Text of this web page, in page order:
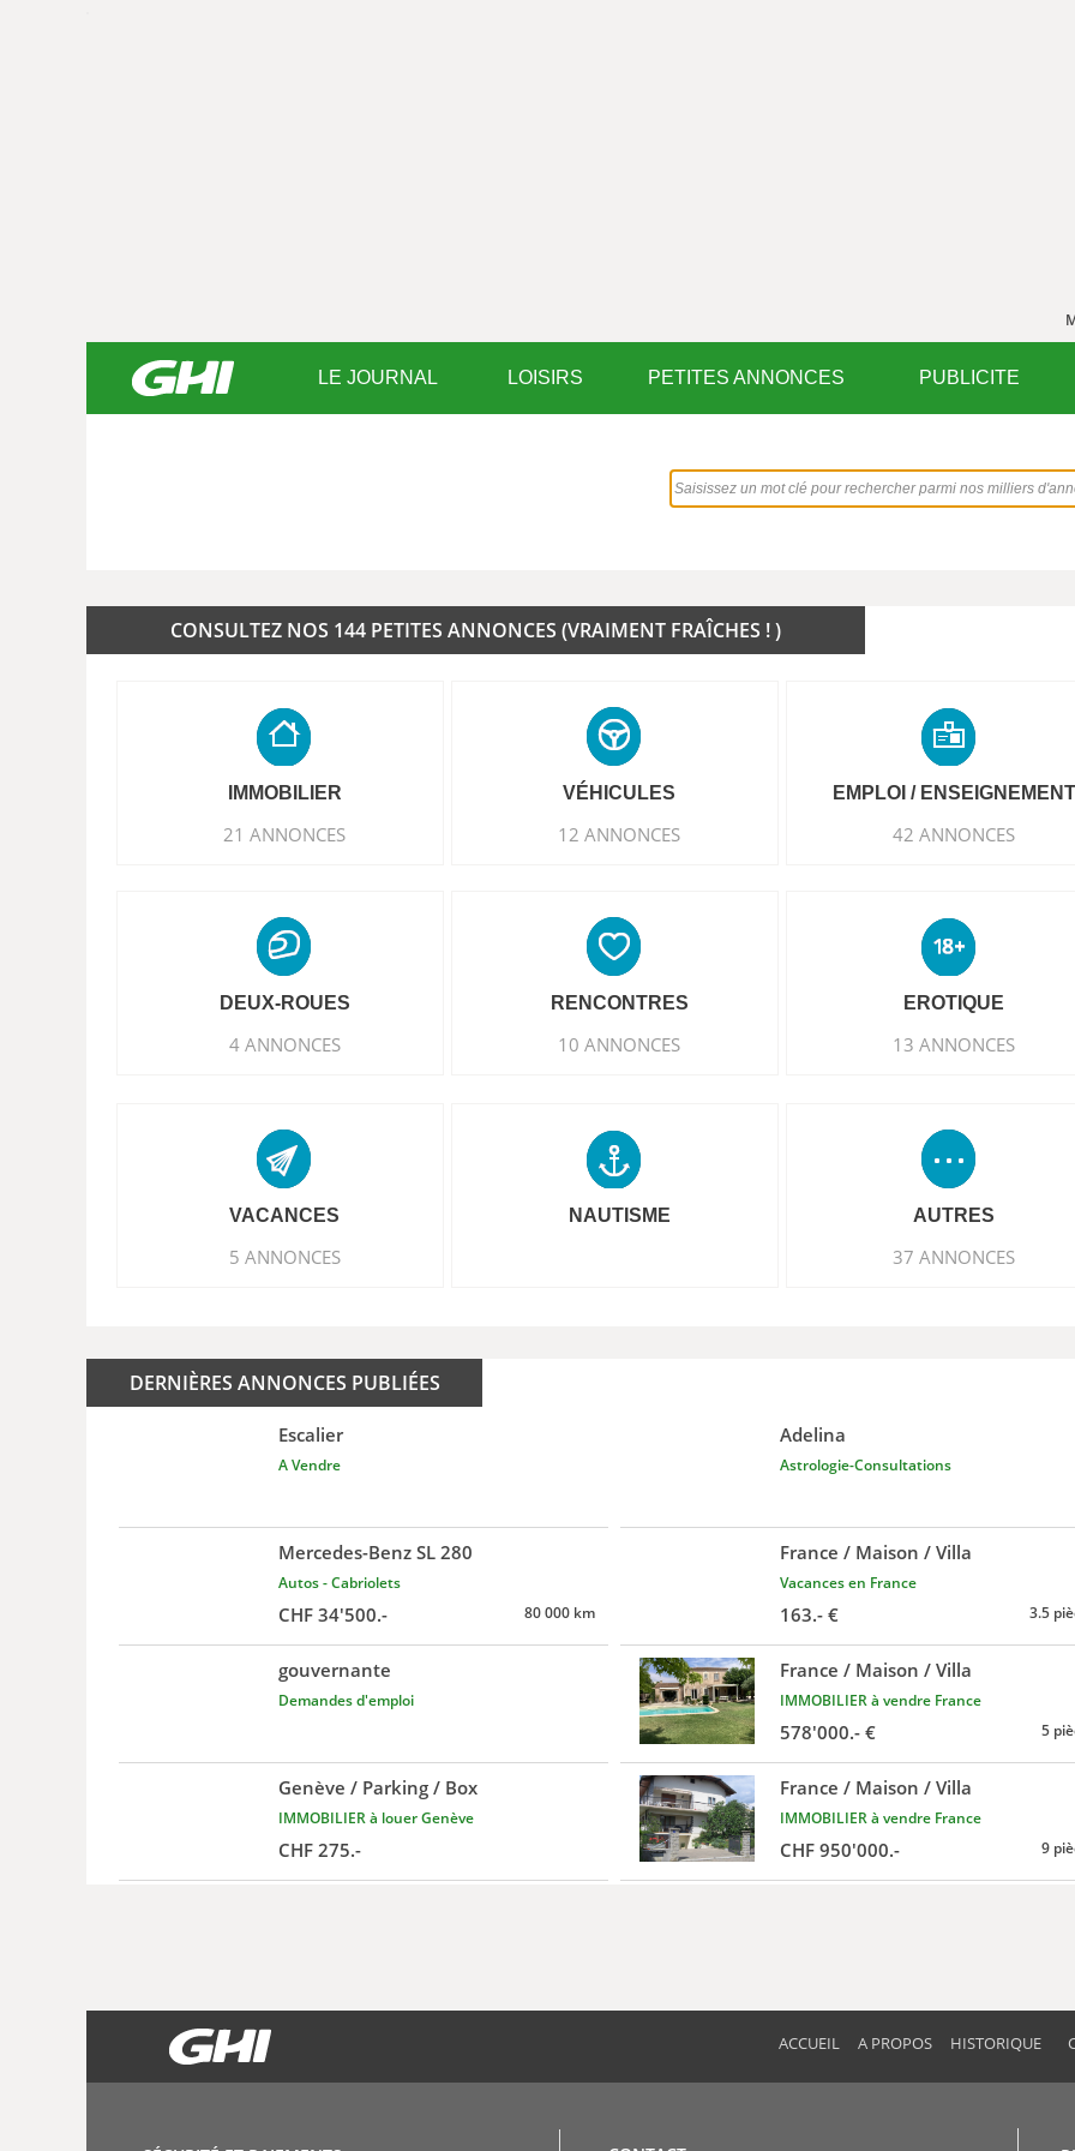
LE JOURNAL LOISIRS PETITES ANNONCES PUBLICITE
CONSULTEZ NOS 144 PETITES ANNONCES (VRAIMENT FRAÎCHES ! )
IMMOBILIER
21 ANNONCES
VÉHICULES
12 ANNONCES
EMPLOI / ENSEIGNEMENT
42 ANNONCES
DEUX-ROUES
4 ANNONCES
RENCONTRES
10 ANNONCES
EROTIQUE
13 ANNONCES
VACANCES
5 ANNONCES
NAUTISME AUTRES
37 ANNONCES
DERNIÈRES ANNONCES PUBLIÉES
A Vendre
Escalier
Astrologie-Consultations
Adelina
Autos - Cabriolets
CHF 34'500.- 80 000 km
Mercedes-Benz SL 280
Vacances en France
163.- € 3.5
France / Maison / Villa
Demandes d'emploi
gouvernante
IMMOBILIER à vendre France
578'000.- € 5
France / Maison / Villa
IMMOBILIER à louer Genève
CHF 275.-
Genève / Parking / Box
IMMOBILIER à vendre France
CHF 950'000.- 9
France / Maison / Villa
ACCUEIL A PROPOS HISTORIQUE